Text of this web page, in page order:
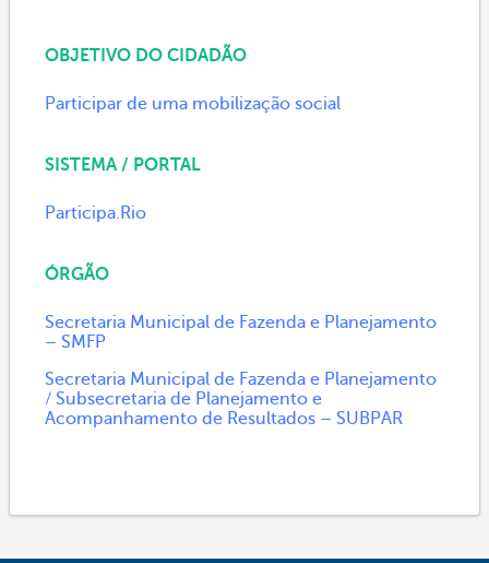
OBJETIVO DO CIDADÃO
Participar de uma mobilização social
SISTEMA / PORTAL
Participa.Rio
ÓRGÃO
Secretaria Municipal de Fazenda e Planejamento
– SMFP
Secretaria Municipal de Fazenda e Planejamento
/ Subsecretaria de Planejamento e
Acompanhamento de Resultados – SUBPAR